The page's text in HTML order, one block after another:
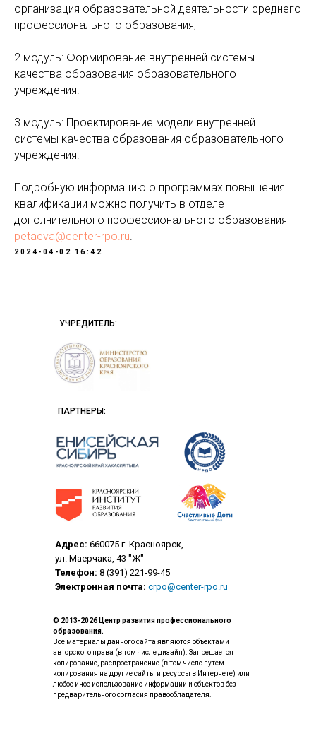
организация образовательной деятельности среднего
профессионального образования;
2 модуль: Формирование внутренней системы
качества образования образовательного
учреждения.
3 модуль: Проектирование модели внутренней
системы качества образования образовательного
учреждения.
Подробную информацию о программах повышения
квалификации можно получить в отделе
дополнительного профессионального образования
petaeva@center-rpo.ru.
2024-04-02 16:42
УЧРЕДИТЕЛЬ:
ПАРТНЕРЫ:
Адрес: 660075 г. Красноярск,
ул. Маерчака, 43 "Ж"
Телефон: 8 (391) 221-99-45
Электронная почта: crpo@center-rpo.ru
© 2013-2026 Центр развития профессионального
образования.
Все материалы данного сайта являются объектами
авторского права (в том числе дизайн). Запрещается
копирование, распространение (в том числе путем
копирования на другие сайты и ресурсы в Интернете) или
любое иное использование информации и объектов без
предварительного согласия правообладателя.